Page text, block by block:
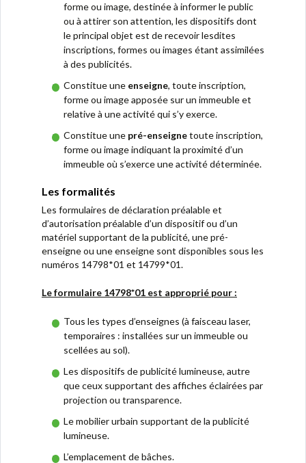
forme ou image, destinée à informer le public
ou à attirer son attention, les dispositifs dont
le principal objet est de recevoir lesdites
inscriptions, formes ou images étant assimilées
à des publicités.
Constitue une enseigne, toute inscription,
forme ou image apposée sur un immeuble et
relative à une activité qui s’y exerce.
Constitue une pré-enseignetoute inscription,
forme ou image indiquant la proximité d’un
immeuble où s’exerce une activité déterminée.
Les formalités
Les formulaires de déclaration préalable et
d’autorisation préalable d’un dispositif ou d’un
matériel supportant de la publicité, une pré-
enseigne ou une enseigne sont disponibles sous les
numéros 14798*01 et 14799*01.
Le formulaire 14798*01 est approprié pour :
Tous les types d’enseignes (à faisceau laser,
temporaires : installées sur un immeuble ou
scellées au sol).
Les dispositifs de publicité lumineuse, autre
que ceux supportant des affiches éclairées par
projection ou transparence.
Le mobilier urbain supportant de la publicité
lumineuse.
L’emplacement de bâches.